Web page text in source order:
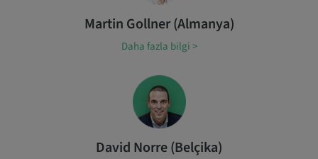
Martin Gollner (Almanya)
Daha fazla bilgi >
David Norre (Belçika)